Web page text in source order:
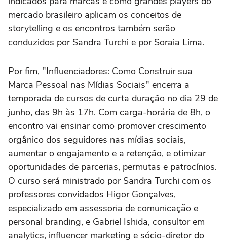
mercado brasileiro aplicam os conceitos de
storytelling e os encontros também serão
conduzidos por Sandra Turchi e por Soraia Lima.
Por fim, "Influenciadores: Como Construir sua
Marca Pessoal nas Mídias Sociais" encerra a
temporada de cursos de curta duração no dia 29 de
junho, das 9h às 17h. Com carga-horária de 8h, o
encontro vai ensinar como promover crescimento
orgânico dos seguidores nas mídias sociais,
aumentar o engajamento e a retenção, e otimizar
oportunidades de parcerias, permutas e patrocínios.
O curso será ministrado por Sandra Turchi com os
professores convidados Higor Gonçalves,
especializado em assessoria de comunicação e
personal branding, e Gabriel Ishida, consultor em
analytics, influencer marketing e sócio-diretor do